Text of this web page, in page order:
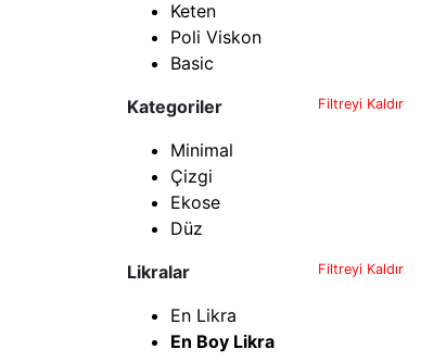
Keten
Poli Viskon
Basic
Kategoriler
Filtreyi Kaldır
Minimal
Çizgi
Ekose
Düz
Likralar
Filtreyi Kaldır
En Likra
En Boy Likra